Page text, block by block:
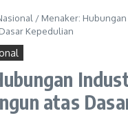
/ Menaker:
Kepedulian
atas